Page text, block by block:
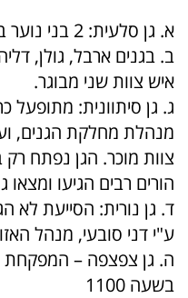
א. גן סלעית: 2 בני נוער בלבד ללא מבוגר אחד בצוות (!!)
ב. בגנים ארבל, גולן,
איש צוות שני מבוגר.
ג. גן סיתוונית: מתופעל
מנהלת מחלקת הגנים,
הורים רבים הגיעו ומצאו
ד. גן נורית: הסייעת לא
ע"י דני סובעי, מנהל
ה. גן צפצפה – המפקחת
בשעה 1100